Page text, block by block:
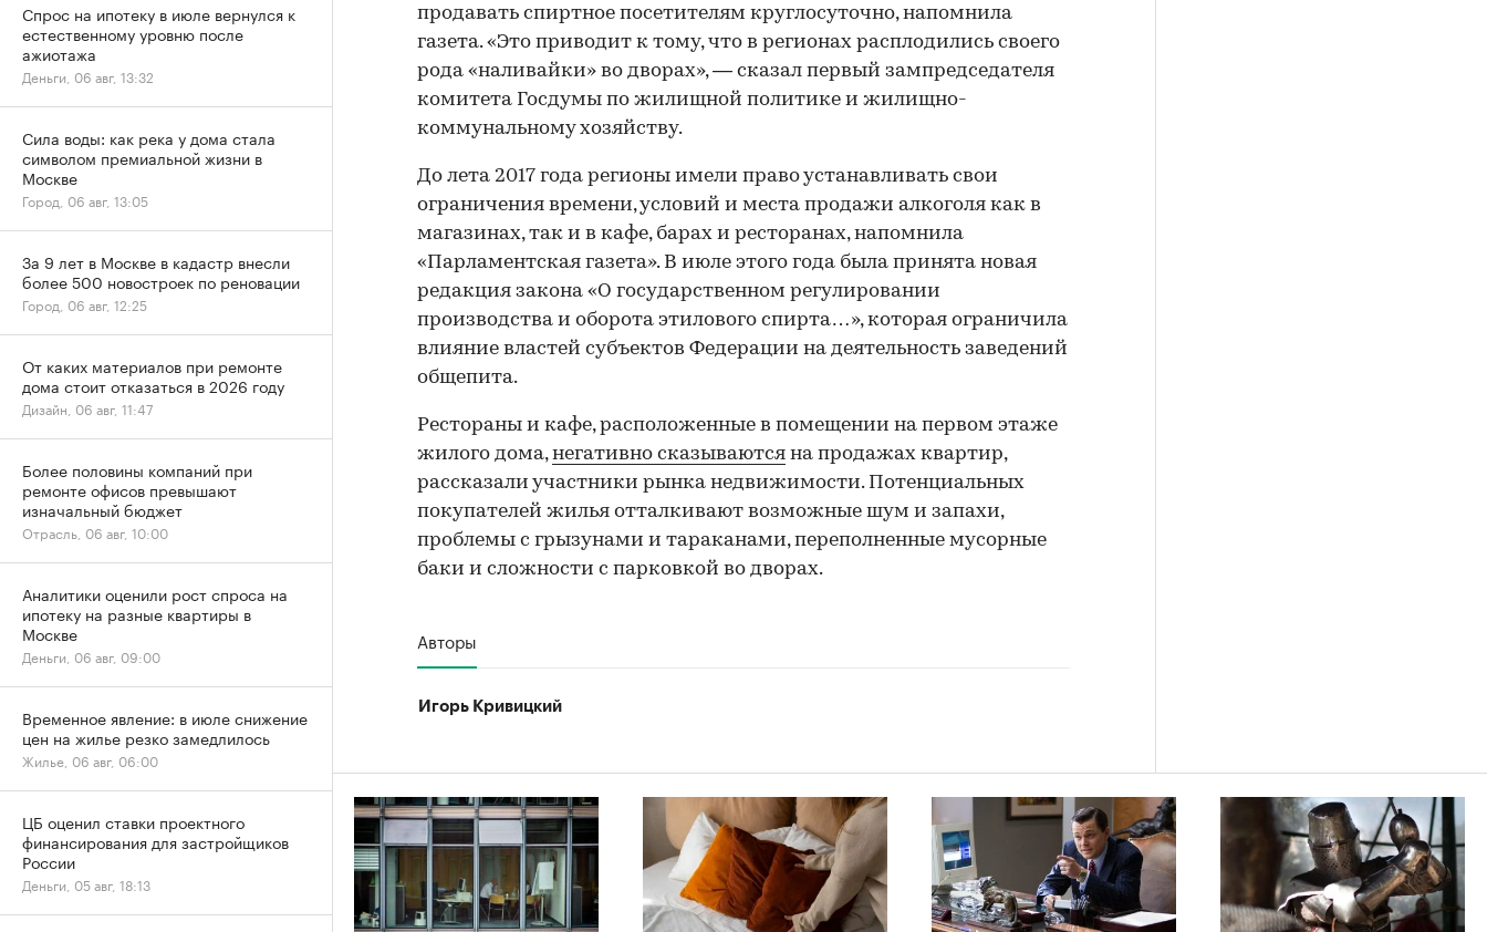
продавать спиртное посетителям круглосуточно, напомнила
газета. «Это приводит к тому, что в регионах расплодились своего
рода «наливайки» во дворах», — сказал первый зампредседателя
комитета Госдумы по жилищной политике и жилищно-
коммунальному хозяйству.
До лета 2017 года регионы имели право устанавливать свои
ограничения времени, условий и места продажи алкоголя как в
магазинах, так и в кафе, барах и ресторанах, напомнила
«Парламентская газета». В июле этого года была принята новая
редакция закона «О государственном регулировании
производства и оборота этилового спирта…», которая ограничила
влияние властей субъектов Федерации на деятельность заведений
общепита.
Рестораны и кафе, расположенные в помещении на первом этаже
жилого дома,негативно сказываются на продажах квартир,
рассказали участники рынка недвижимости. Потенциальных
покупателей жилья отталкивают возможные шум и запахи,
проблемы с грызунами и тараканами, переполненные мусорные
баки и сложности с парковкой во дворах.
Авторы
Игорь Кривицкий
Спрос на ипотеку в июле вернулся к
естественному уровню после
ажиотажа
Деньги, 06 авг, 13:32
Сила воды: как река у дома стала
символом премиальной жизни в
Москве
Город, 06 авг, 13:05
За 9 лет в Москве в кадастр внесли
более 500 новостроек по реновации
Город, 06 авг, 12:25
От каких материалов при ремонте
дома стоит отказаться в 2026 году
Дизайн, 06 авг, 11:47
Более половины компаний при
ремонте офисов превышают
изначальный бюджет
Отрасль, 06 авг, 10:00
Аналитики оценили рост спроса на
ипотеку на разные квартиры в
Москве
Деньги, 06 авг, 09:00
Временное явление: в июле снижение
цен на жилье резко замедлилось
Жилье, 06 авг, 06:00
ЦБ оценил ставки проектного
финансирования для застройщиков
России
Деньги, 05 авг, 18:13